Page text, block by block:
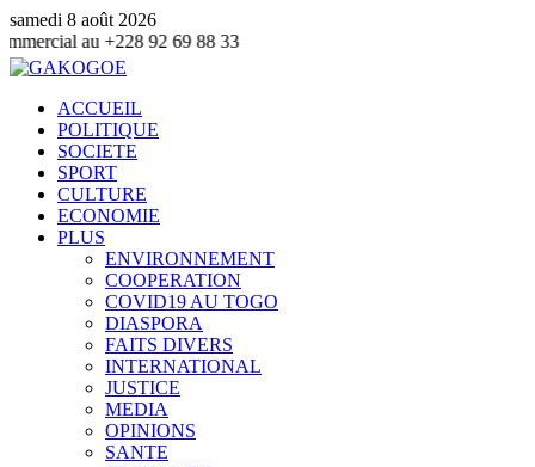
samedi 8 août 2026
92 69 88 33
ACCUEIL
POLITIQUE
SOCIETE
SPORT
CULTURE
ECONOMIE
PLUS
ENVIRONNEMENT
COOPERATION
COVID19 AU TOGO
DIASPORA
FAITS DIVERS
INTERNATIONAL
JUSTICE
MEDIA
OPINIONS
SANTE